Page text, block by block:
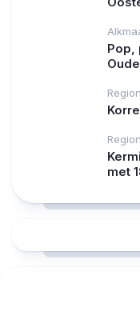
Pop,
met